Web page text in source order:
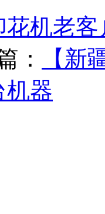
花机老
：
【新
机器